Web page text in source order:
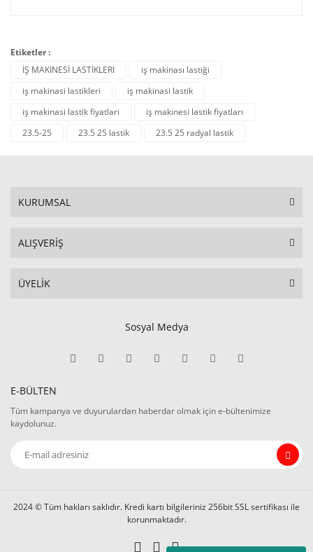
Etiketler :
İŞ MAKİNESİ LASTİKLERİ
iş makinası lastiği
iş makinasi lastikleri
iş makinasi lastik
iş makinasi lastik fiyatlari
iş makinesi lastik fiyatları
23.5-25
23.5 25 lastik 23.5 25 radyal lastik
KURUMSAL
ALIŞVERİŞ
ÜYELİK
Sosyal Medya
E-BÜLTEN
Tüm kampanya ve duyurulardan haberdar olmak için e-bültenimize
kaydolunuz.
2024 © Tüm hakları saklıdır. Kredi kartı bilgileriniz 256bit SSL sertifikası ile
korunmaktadır.